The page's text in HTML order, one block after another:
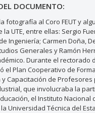
DOCUMENTO:
fotografía al Coro FEUT y
UTE, entre ellas: Sergio
Ingeniería; Carmen Doña,
Generales y Ramón
Durante el rectorado
el Plan Cooperativo de
Capacitación de Profesores
que involucraba la
el Instituto Nacional
Universidad Técnica del